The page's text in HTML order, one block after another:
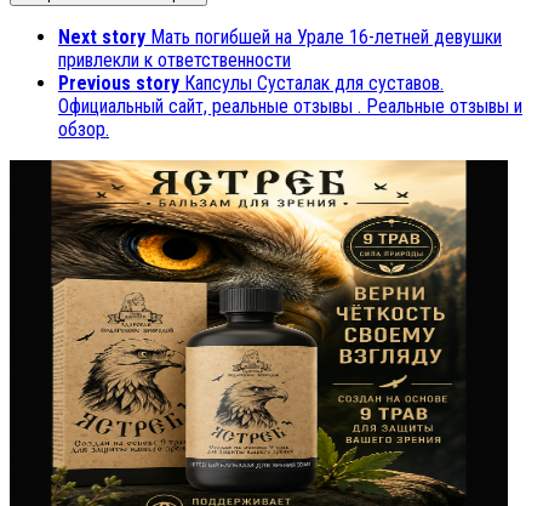
Next story Мать погибшей на Урале 16-летней девушки
привлекли к ответственности
Previous story Капсулы Сусталак для суставов.
Официальный сайт, реальные отзывы . Реальные отзывы и
обзор.